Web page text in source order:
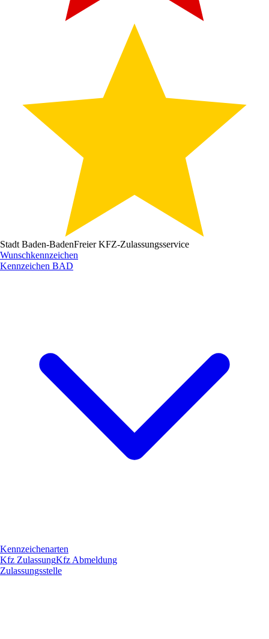
Stadt Baden-BadenFreier KFZ-Zulassungsservice
Wunschkennzeichen
Kennzeichen BAD
Kennzeichenarten
Kfz ZulassungKfz Abmeldung
Zulassungsstelle